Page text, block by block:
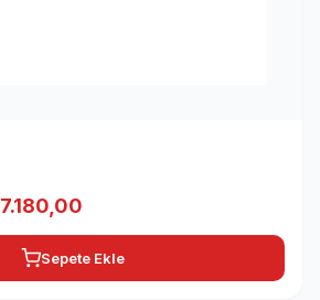
7.180,00
aralığı:
₺5.900,00
Sepete Ekle